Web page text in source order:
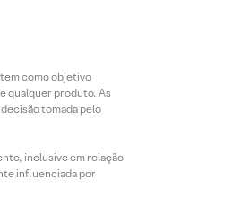
como objetivo
qualquer produto. As
tomada pelo
inclusive em relação
influenciada por